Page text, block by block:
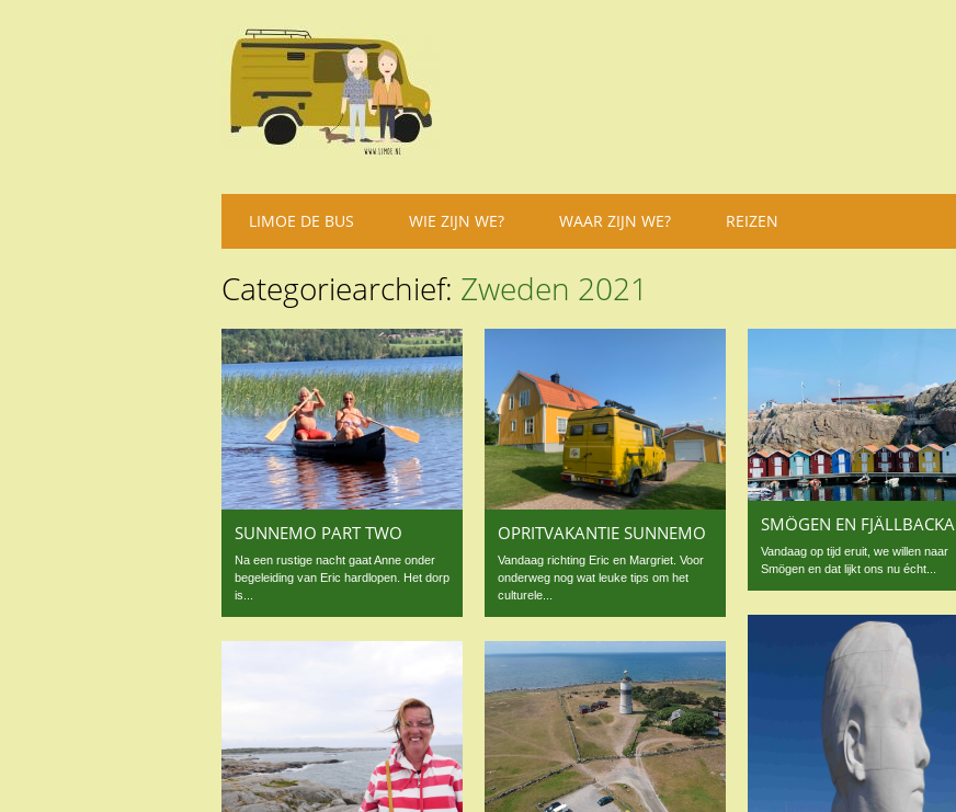
Hoofdmenu
naar
LIMOE DE BUS WIE ZIJN WE? WAAR ZIJN WE? REIZEN
Categoriearchief: Zweden 2021
SUNNEMO PART TWO
Na een rustige nacht gaat Anne onder
begeleiding van Eric hardlopen. Het dorp
is...
OPRITVAKANTIE SUNNEMO
Vandaag richting Eric en Margriet. Voor
onderweg nog wat leuke tips om het
culturele...
SMÖGEN EN FJÄLLBACKA
Vandaag op tijd eruit, we willen naar
Smögen en dat lijkt ons nu écht...